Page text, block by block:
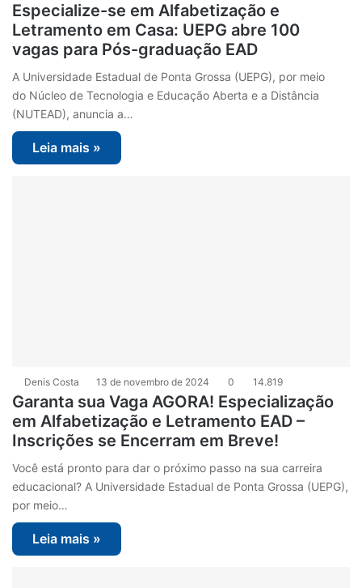
Especialize-se em Alfabetização e
Letramento em Casa: UEPG abre 100
vagas para Pós-graduação EAD
A Universidade Estadual de Ponta Grossa (UEPG), por meio
do Núcleo de Tecnologia e Educação Aberta e a Distância
(NUTEAD), anuncia a…
Leia mais »
Denis Costa 13 de novembro de 2024 0 14.819
Garanta sua Vaga AGORA! Especialização
em Alfabetização e Letramento EAD –
Inscrições se Encerram em Breve!
Você está pronto para dar o próximo passo na sua carreira
educacional? A Universidade Estadual de Ponta Grossa (UEPG),
por meio…
Leia mais »